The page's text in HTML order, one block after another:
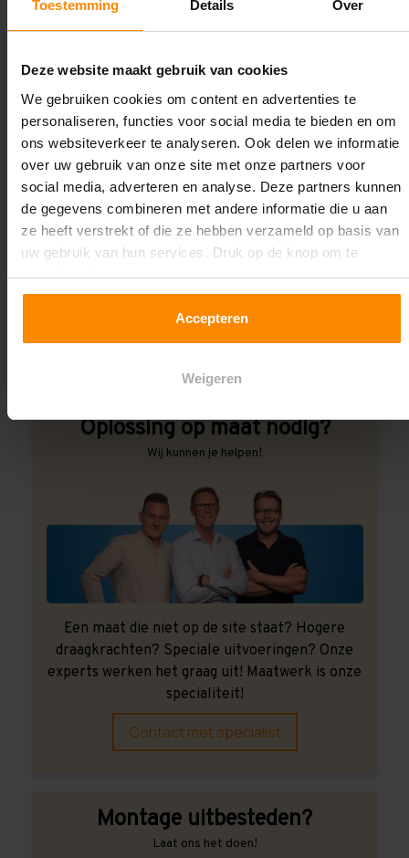
Toestemming Details Over
Deze website maakt gebruik van cookies
We gebruiken cookies om content en advertenties te
personaliseren, functies voor social media te bieden en om
ons websiteverkeer te analyseren. Ook delen we informatie
over uw gebruik van onze site met onze partners voor
social media, adverteren en analyse. Deze partners kunnen
de gegevens combineren met andere informatie die u aan
ze heeft verstrekt of die ze hebben verzameld op basis van
uw gebruik van hun services. Druk op de knop om te
accepteren!
Accepteren
Weigeren
Liggerlengte:
2.700 mm
Aantal niveaus:
4
Kleur staanders:
Blauw
3.000 kg (1.000 kg per pallet)
Oplossing op maat nodig?
Wij kunnen je helpen!
Een maat die niet op de site staat? Hogere
draagkrachten? Speciale uitvoeringen? Onze
experts werken het graag uit! Maatwerk is onze
specialiteit!
Contact met specialist
Montage uitbesteden?
Laat ons het doen!